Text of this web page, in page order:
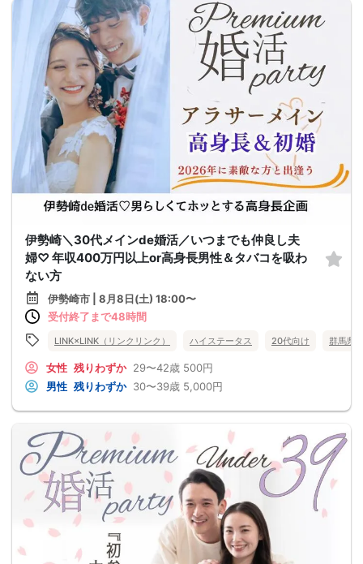
伊勢崎＼30代メインde婚活／いつまでも仲良し夫
婦♡ 年収400万円以上or高身長男性＆タバコを吸わ
ない方
伊勢崎市 | 8月8日(土) 18:00〜
受付終了まで48時間
LINK×LINK（リンクリンク） ハイステータス 20代向け 群馬県
女性 残りわずか 29〜42歳 500円
男性 残りわずか 30〜39歳 5,000円